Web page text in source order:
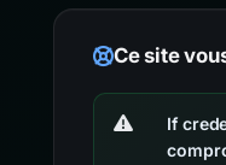
Ce site
If